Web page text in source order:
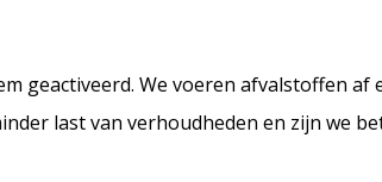
geactiveerd. We voeren afvalstoffen af
last van verhoudheden en zijn we